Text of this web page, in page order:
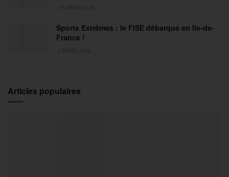
Sports Extrêmes : le FISE débarque en Ile-de-
France !
Articles populaires